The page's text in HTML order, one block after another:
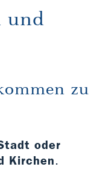
und
zu
oder
Kirchen.